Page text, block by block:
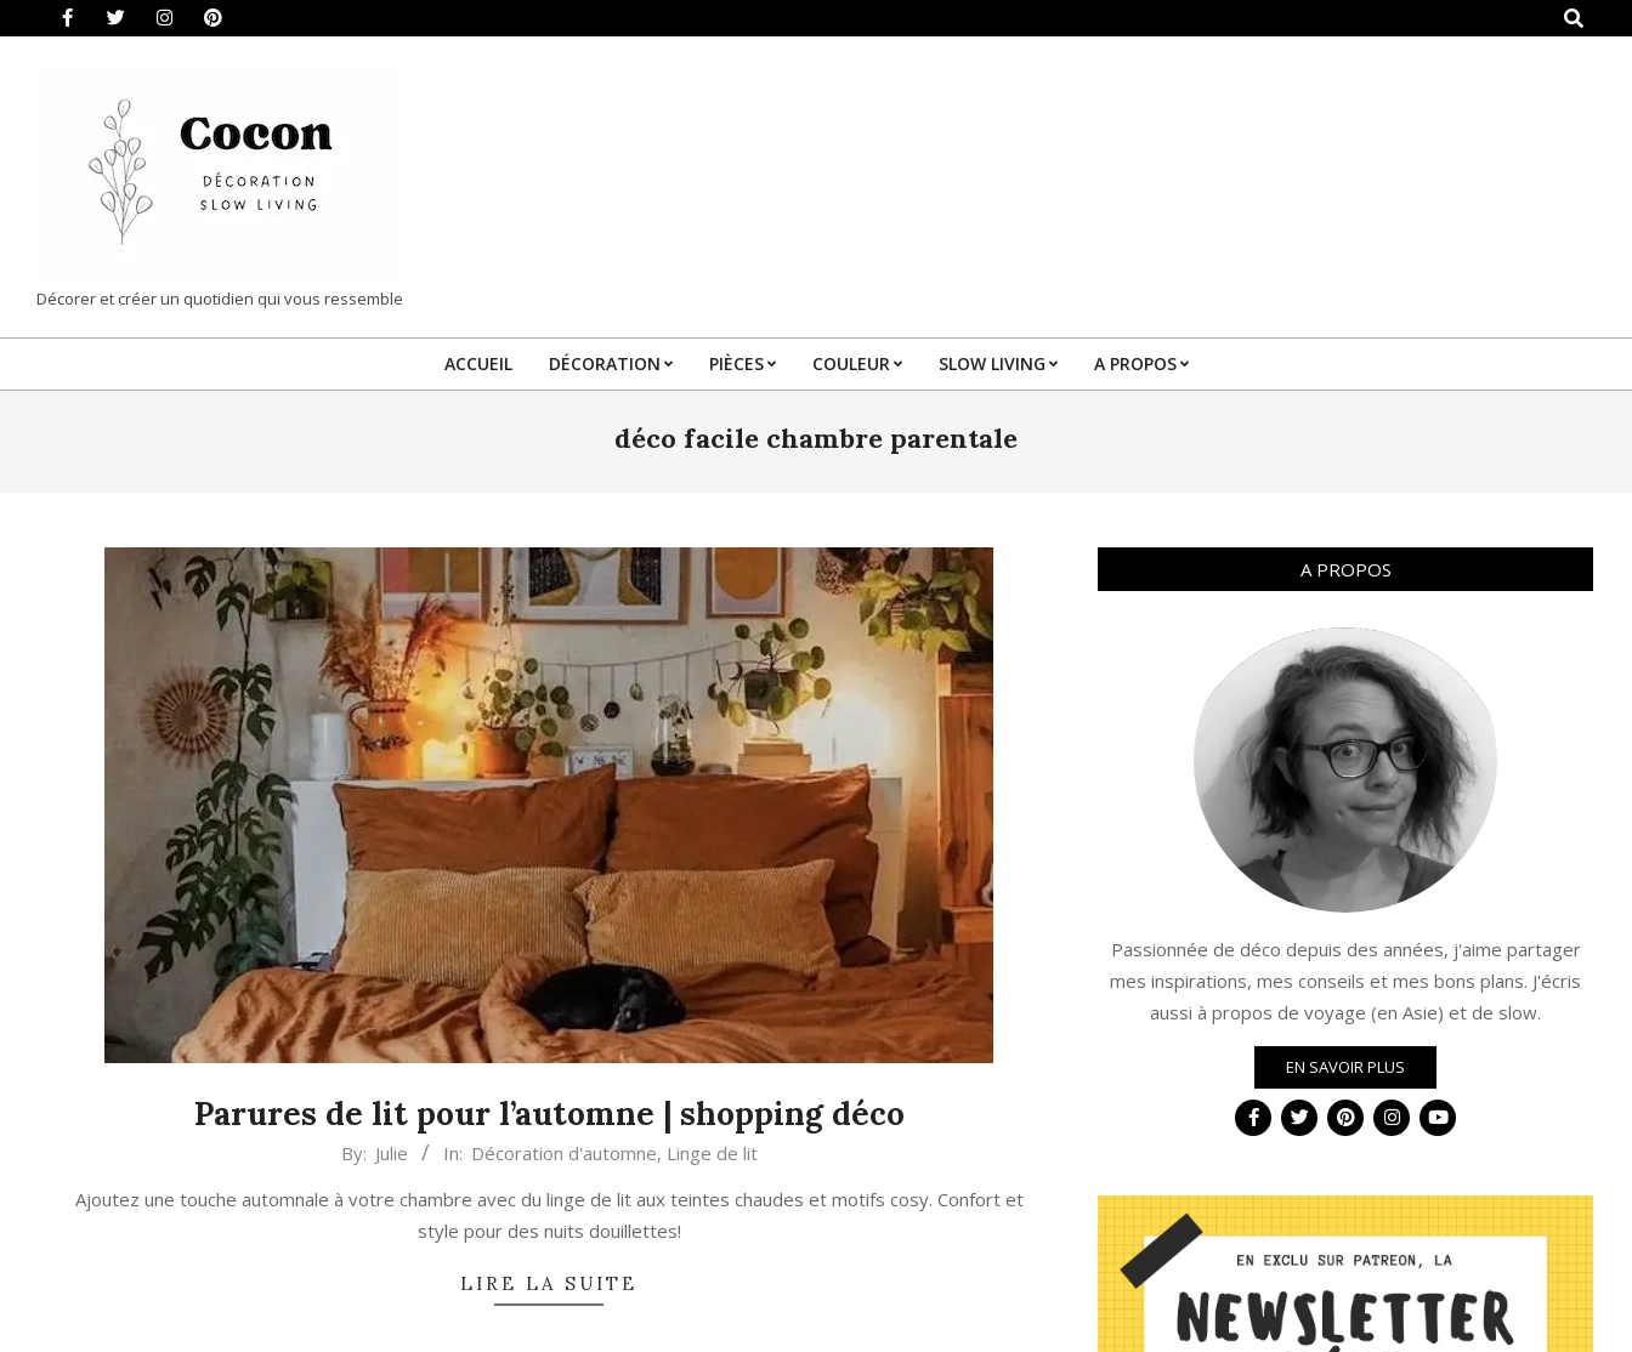
Search
COCON
|
DÉCORATION
Décorer et créer un quotidien qui vous ressemble
Primary
Menu
ACCUEIL DÉCORATION PIÈCES COULEUR SLOW LIVING A PROPOS
déco facile chambre parentale
Parures de lit pour l’automne | shopping déco
29
By: Julie In: Décoration d'automne, Linge de lit
Ajoutez une touche automnale à votre chambre avec du linge de lit aux teintes chaudes et motifs cosy. Confort et
style pour des nuits douillettes!
LIRE LA SUITE
A PROPOS
Passionnée de déco depuis des années, j'aime partager
mes inspirations, mes conseils et mes bons plans. J'écris
aussi à propos de voyage (en Asie) et de slow.
EN SAVOIR PLUS